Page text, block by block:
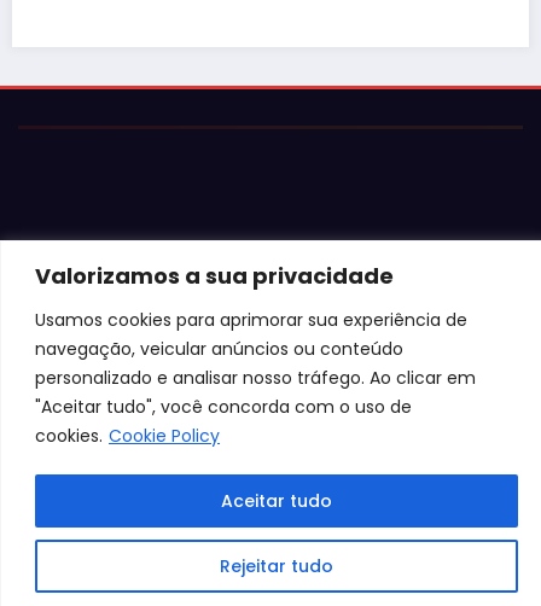
Valorizamos a sua privacidade
Usamos cookies para aprimorar sua experiência de
navegação, veicular anúncios ou conteúdo
personalizado e analisar nosso tráfego. Ao clicar em
"Aceitar tudo", você concorda com o uso de
cookies. Cookie Policy
Rejeitar tudo
Aceitar tudo
© 2026 Jota Neves. Todos os direitos reservados.